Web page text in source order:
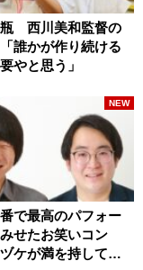
西川美和監督の
誰かが作り続ける
やと思う」
で最高のパフォー
せたお笑いコン
ケが満を持して
NEW